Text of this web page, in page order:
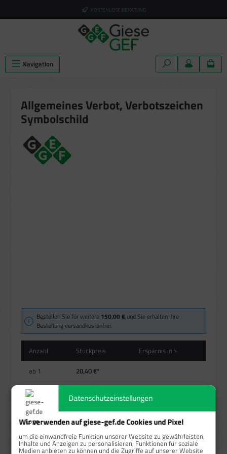
KOSTENLOSE BERATUNG
Navigation
Allgemeines Verbot, Verbotszeichen
Symbolschild
Bestellen Sie für weitere 150,00 € und Sie erhalten Ihre
Bestellung versandkostenfrei.
Anzahl Stückpreis
Ersparnis in %
ab 1 20,40 €*
ab
ab25 18,40 €* 9,8 %
ab 50 15,18 €* 25,59 %
Preise exkl. MwSt. zzgl. Versandkosten
Datenschutzeinstellungen
Wir verwenden auf giese-gef.de Cookies und Pixel
um die einwandfreie Funktion unserer Website zu gewährleisten,
Inhalte und Anzeigen zu personalisieren, Funktionen für soziale
Medien anbieten zu können und die Zugriffe auf unserer Website